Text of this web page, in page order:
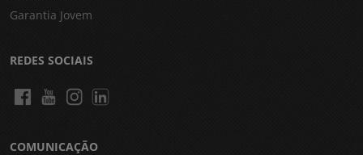
Garantia Jovem
REDES SOCIAIS
COMUNICAÇÃO